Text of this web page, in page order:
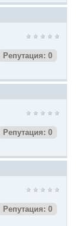
Репутация: 0
Репутация: 0
Репутация: 0